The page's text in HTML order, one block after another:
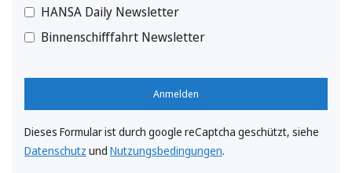
HANSA Daily Newsletter
Binnenschifffahrt Newsletter
Anmelden
Dieses Formular ist durch google reCaptcha geschützt, siehe
Datenschutz und Nutzungsbedingungen.